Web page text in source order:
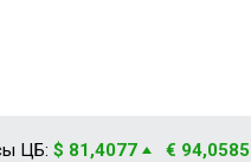
ЦБ: $ 81,4077 € 94,0585